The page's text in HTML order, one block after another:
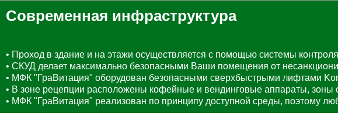
Современная инфраструктура
• Проход в здание и на этажи осуществляется с помощью системы
• СКУД делает максимально безопасными Ваши помещения от
• МФК "ГраВитация" оборудован безопасными сверхбыстрыми лифтами
• В зоне рецепции расположены кофейные и вендинговые аппараты, зоны
• МФК "ГраВитация" реализован по принципу доступной среды, поэтому